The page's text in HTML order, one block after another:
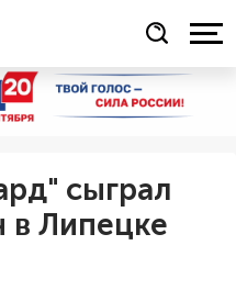
сыграл
Липецке